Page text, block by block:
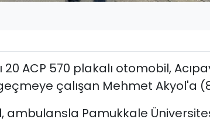
20 ACP 570 plakalı otomobil,
çalışan Mehmet Akyol'a
ambulansla Pamukkale